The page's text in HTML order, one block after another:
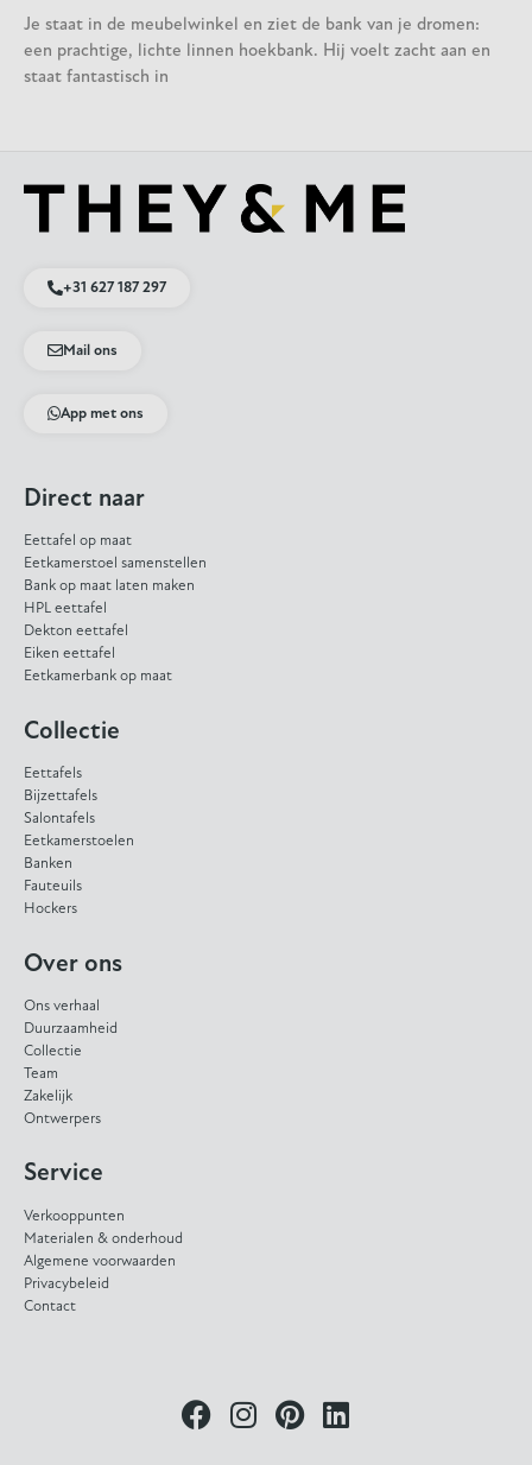
Je staat in de meubelwinkel en ziet de bank van je dromen:
een prachtige, lichte linnen hoekbank. Hij voelt zacht aan en
staat fantastisch in
+31 627 187 297
Mail ons
App met ons
Direct naar
Eettafel op maat
Eetkamerstoel samenstellen
Bank op maat laten maken
HPL eettafel
Dekton eettafel
Eiken eettafel
Eetkamerbank op maat
Collectie
Eettafels
Bijzettafels
Salontafels
Eetkamerstoelen
Banken
Fauteuils
Hockers
Over ons
Ons verhaal
Duurzaamheid
Collectie
Team
Zakelijk
Ontwerpers
Service
Verkooppunten
Materialen & onderhoud
Algemene voorwaarden
Privacybeleid
Contact